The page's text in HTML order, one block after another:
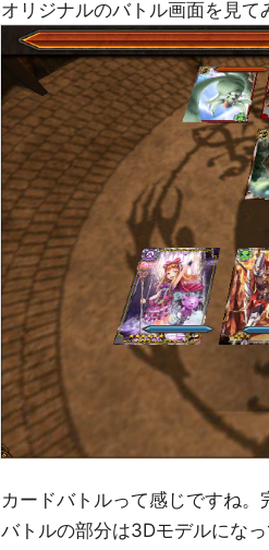
オリジナルのバトル画面を見て
カードバトルって感じですね。
バトルの部分は3Dモデルにな